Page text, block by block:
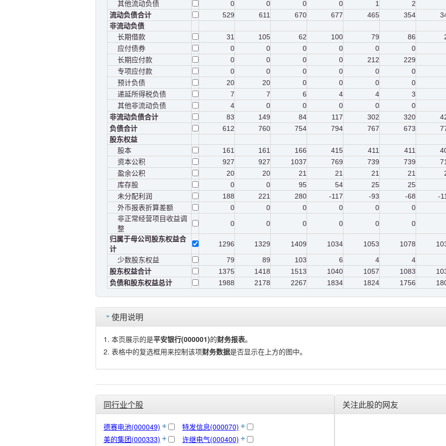
其他流动负债 0 0 0 0 1
2
流动负债合计
529 611 670 677 465 354
非流动负债
长期借款
31 105 62 100 79 86
应付债券
0 0 0 0 0
0
长期应付款
0 0 0 0 212
229
专项应付款
0 0 0 0 0
0
预计负债
20 20 0 0 0
0
递延所得税负债
7 7 6 4 4
3
其他非流动负债
4 0 0 0 0
0
非流动负债合计
83 149 84 117 302 320
负债合计
612 760 754 794 767 673
股东权益
股本
161 161 166 415 411 411
资本公积
927 927 1037 769 739 739
盈余公积
20 20 21 21 21 21
库存股
0 0 95 54 25
25
未分配利润
188 221 280 -117 -93 -68
-
外币报表折算差额
0 0 0 0 0
0
非正常经营项目收益调
整
0 0 0 0 0
0
归属于母公司股东权益合
计
1296 1329 1409 1034 1053 1078
少数股东权益
79 89 103 6 4
4
股东权益合计
1375 1418 1513 1040 1057 1083
负债和股东权益总计
1988 2178 2267 1834 1824 1756
使用说明
本页展示的是平安银行(000001)的财务报表。
表格中的复选框用来控制该项财务数据是否显示在上方的图中。
同行业个股
德赛电池(000049)
特发信息(000070)
美的集团(000333)
许继电气(000400)
关注此股的网友